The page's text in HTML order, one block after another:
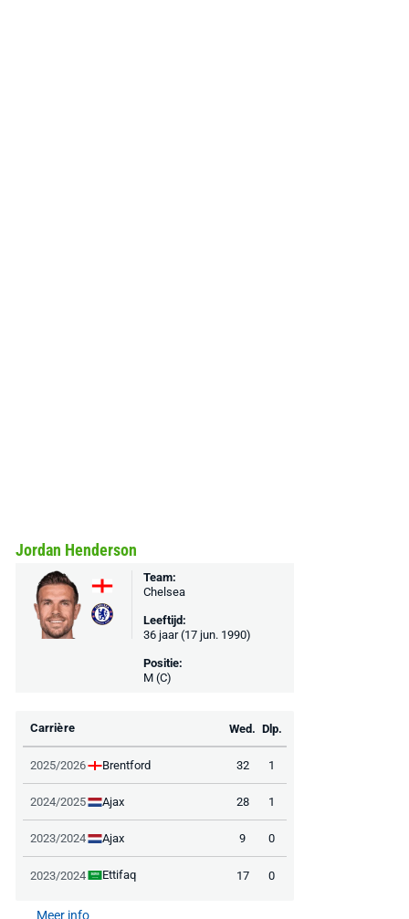
Jordan Henderson
Team:
Chelsea
Leeftijd:
36 jaar (17 jun. 1990)
Positie:
M (C)
Carrière Wed. Dlp.
2025/2026 Brentford 32 1
2024/2025 Ajax 28 1
2023/2024 Ajax 9 0
2023/2024 Ettifaq 17 0
Meer info